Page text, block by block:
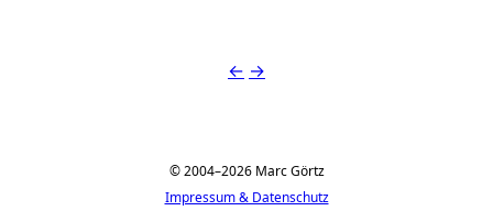
← →
© 2004–2026 Marc Görtz
Impressum & Datenschutz